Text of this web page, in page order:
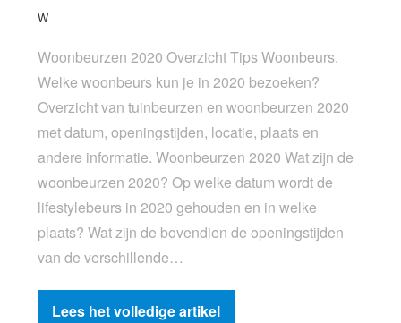
W
Woonbeurzen 2020 Overzicht Tips Woonbeurs.
Welke woonbeurs kun je in 2020 bezoeken?
Overzicht van tuinbeurzen en woonbeurzen 2020
met datum, openingstijden, locatie, plaats en
andere informatie. Woonbeurzen 2020 Wat zijn de
woonbeurzen 2020? Op welke datum wordt de
lifestylebeurs in 2020 gehouden en in welke
plaats? Wat zijn de bovendien de openingstijden
van de verschillende…
Lees het volledige artikel